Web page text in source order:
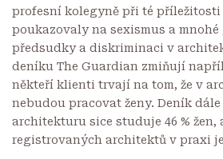
profesní kolegyně při té příležitosti
poukazovaly na sexismus a mnohé
předsudky a diskriminaci v
deníku The Guardian zmiňují
někteří klienti trvají na tom, že v
nebudou pracovat ženy. Deník
architekturu sice studuje 46 % žen,
registrovaných architektů v praxi je